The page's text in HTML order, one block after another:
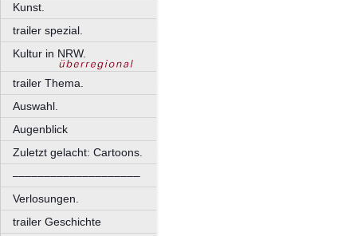
Kunst.
trailer spezial.
Kultur in NRW.
trailer Thema.
Auswahl.
Augenblick
Zuletzt gelacht: Cartoons.
––––––––––––––––––––
Verlosungen.
trailer Geschichte